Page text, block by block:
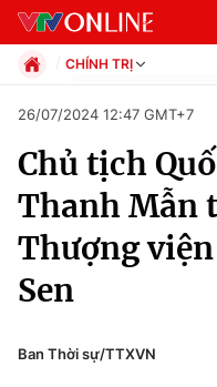
Chuyên mục
Chính trị
Xã hội
Pháp luật
CHÍNH TRỊ
Xã hội
Pháp luật
Kinh tế
Thể thao
Truyền hình
Văn hóa - Giải trí
Công nghệ
26/07/2024 12:47 GMT+7
Chủ tịch
Thanh Mẫn
Thượng
Sen
Ban Thời sự/TTXVN